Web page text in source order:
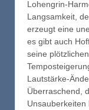
Lohengrin-
Langsamkeit,
erzeugt eine
es gibt auch
seine
Lautstärke-
Überraschend,